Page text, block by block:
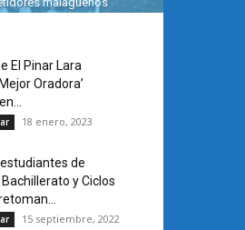
El Pinar Lara
Oradora’
18 enero, 2023
de
y Ciclos
15 septiembre, 2022